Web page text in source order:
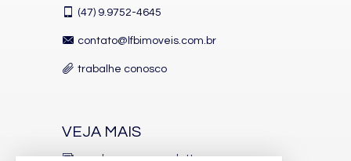
(47) 9.9752-4645
contato@lfbimoveis.com.br
trabalhe conosco
VEJA MAIS
receba nosso newsletter